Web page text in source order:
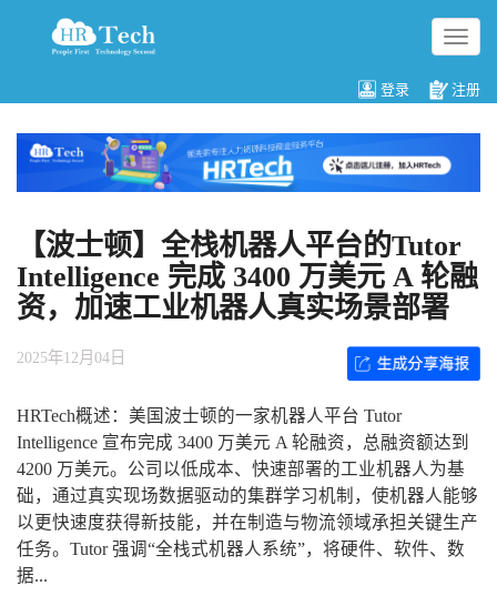
切
换
航
登录 注册
【波士顿】全栈机器人平台的Tutor
Intelligence 完成 3400 万美元 A 轮融
资，加速工业机器人真实场景部署
2025年12月04日
HRTech概述：美国波士顿的一家机器人平台 Tutor
Intelligence 宣布完成 3400 万美元 A 轮融资，总融资额达到
4200 万美元。公司以低成本、快速部署的工业机器人为基
础，通过真实现场数据驱动的集群学习机制，使机器人能够
以更快速度获得新技能，并在制造与物流领域承担关键生产
任务。Tutor 强调“全栈式机器人系统”，将硬件、软件、数
据...